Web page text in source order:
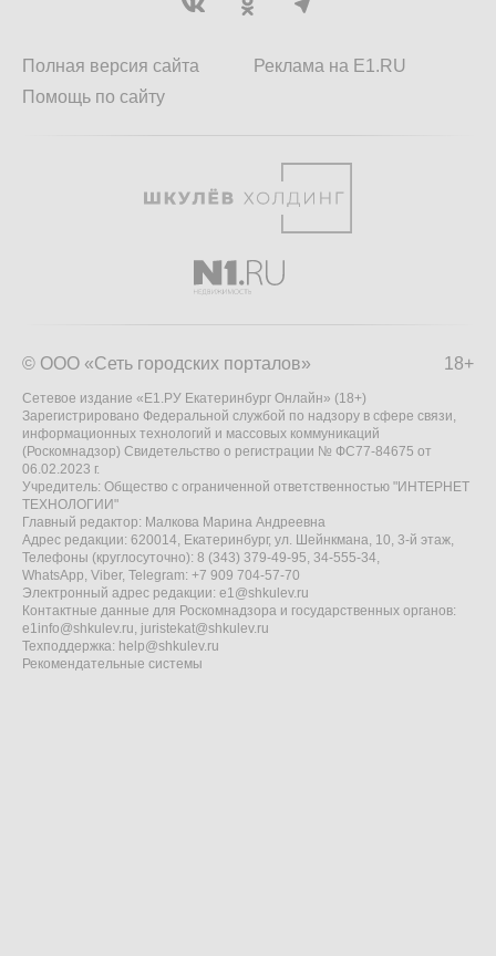
Полная версия сайта
Помощь по сайту
Реклама на E1.RU
18+
© ООО «Сеть городских порталов»
Сетевое издание «Е1.РУ Екатеринбург Онлайн» (18+)
Зарегистрировано Федеральной службой по надзору в сфере связи,
информационных технологий и массовых коммуникаций
(Роскомнадзор) Свидетельство о регистрации № ФС77-84675 от
06.02.2023 г.
Учредитель: Общество с ограниченной ответственностью "ИНТЕРНЕТ
ТЕХНОЛОГИИ"
Главный редактор: Малкова Марина Андреевна
Адрес редакции: 620014, Екатеринбург, ул. Шейнкмана, 10, 3-й этаж,
Телефоны (круглосуточно): 8 (343) 379-49-95, 34-555-34,
WhatsApp, Viber, Telegram: +7 909 704-57-70
Электронный адрес редакции: e1@shkulev.ru
Контактные данные для Роскомнадзора и государственных органов:
e1info@shkulev.ru, juristekat@shkulev.ru
Техподдержка: help@shkulev.ru
Рекомендательные системы